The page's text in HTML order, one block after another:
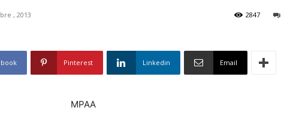
, 2013 2847
Pinterest Linkedin Email